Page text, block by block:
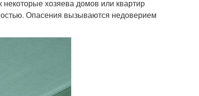
некоторые хозяева домов или квартир
Опасения вызываются недоверием